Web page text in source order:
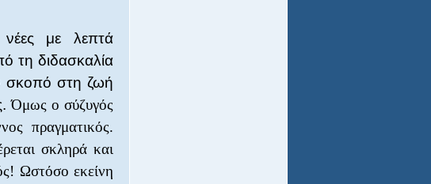
με λεπτά
τη διδασκαλία
σκοπό στη ζωή
Όμως ο σύζυγός
πραγματικός.
σκληρά και
Ωστόσο εκείνη